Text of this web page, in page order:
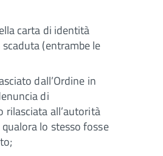
carta di identità
(entrambe le
dall’Ordine in
di
rilasciata all’autorità
lo stesso fosse